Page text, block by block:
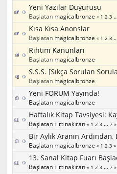
Yeni Yazılar Duyurusu
Başlatan magicalbronze « 1 2 3
Kısa Kısa Anonslar
Başlatan magicalbronze « 1 2 3
Rıhtım Kanunları
Başlatan magicalbronze
S.S.S. [Sıkça Sorulan
Başlatan magicalbronze
Yeni FORUM Yayında!
Başlatan magicalbronze
Haftalık Kitap Tavsiyesi:
Başlatan Fırtınakıran « 1 2 3 ... 7 »
Bir Aylık Aranın Ardından,
Başlatan magicalbronze « 1 2 3 »
13. Sanal Kitap Fuarı
Başlatan Fırtınakıran « 1 2 3 ... 7 »